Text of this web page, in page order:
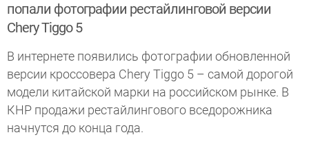
попали фотографии рестайлинговой версии
Chery Tiggo 5
В интернете появились фотографии обновленной
версии кроссовера Chery Tiggo 5 – самой дорогой
модели китайской марки на российском рынке. В
КНР продажи рестайлингового вседорожника
начнутся до конца года.